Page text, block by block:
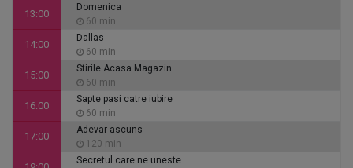
13:00
Domenica
60 min
14:00
Dallas
60 min
15:00
Stirile Acasa Magazin
60 min
16:00
Sapte pasi catre iubire
60 min
17:00
Adevar ascuns
120 min
Secretul care ne uneste